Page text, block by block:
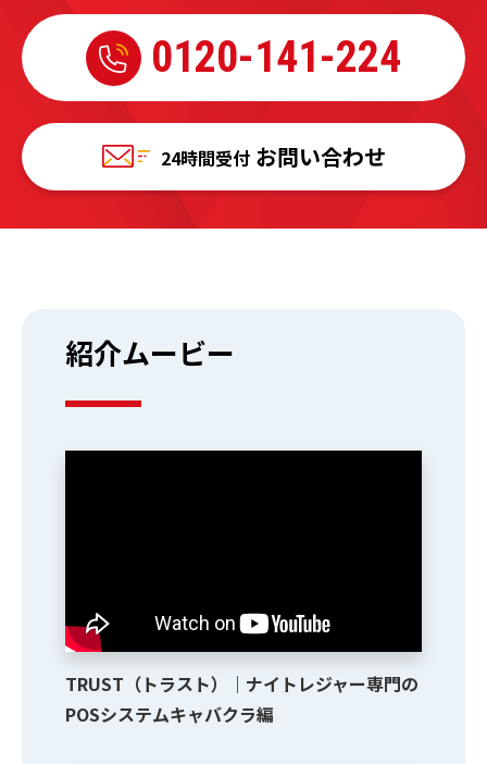
0120-141-224
24時間受付 お問い合わせ
紹介ムービー
TRUST（トラスト）｜ナイトレジャー専門の
POSシステムキャバクラ編